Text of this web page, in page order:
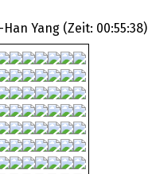
Han Yang (Zeit: 00:55:38)